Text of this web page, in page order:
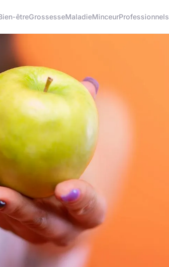
êtreGrossesseMaladieMinceurProfessionnels